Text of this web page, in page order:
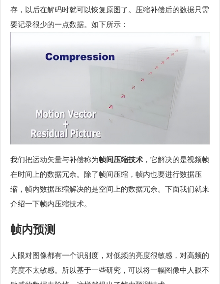
存，以后在解码时就可以恢复原图了。压缩补偿后的数据只需
要记录很少的一点数据。如下所示：
我们把运动矢量与补偿称为帧间压缩技术 ，它解决的是视频帧
在时间上的数据冗余。除了帧间压缩，帧内也要进行数据压
缩，帧内数据压缩解决的是空间上的数据冗余。下面我们就来
介绍一下帧内压缩技术。
帧内预测
人眼对图像都有一个识别度，对低频的亮度很敏感，对高频的
亮度不太敏感。所以基于一些研究，可以将一幅图像中人眼不